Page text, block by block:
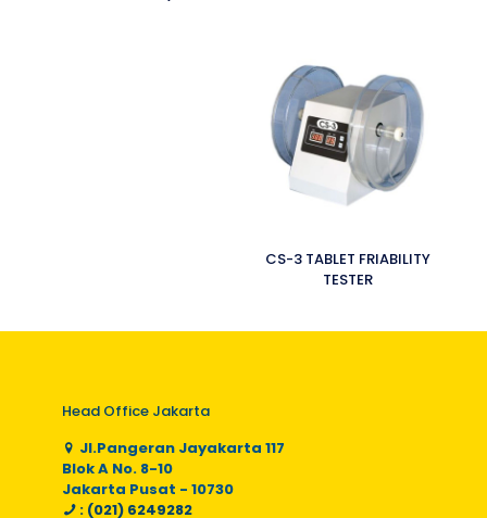
CS-3 TABLET FRIABILITY
TESTER
Head Office Jakarta
Jl.Pangeran Jayakarta 117
Blok A No. 8-10
Jakarta Pusat - 10730
: (021) 6249282